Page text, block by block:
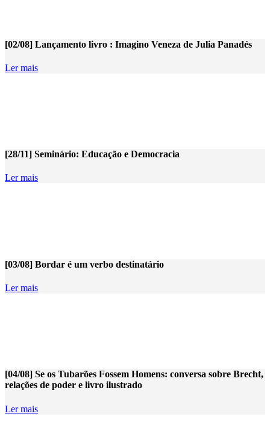
[02/08] Lançamento livro : Imagino Veneza de Julia Panadés
Ler mais
[28/11] Seminário: Educação e Democracia
Ler mais
[03/08] Bordar é um verbo destinatário
Ler mais
[04/08] Se os Tubarões Fossem Homens: conversa sobre Brecht,
relações de poder e livro ilustrado
Ler mais